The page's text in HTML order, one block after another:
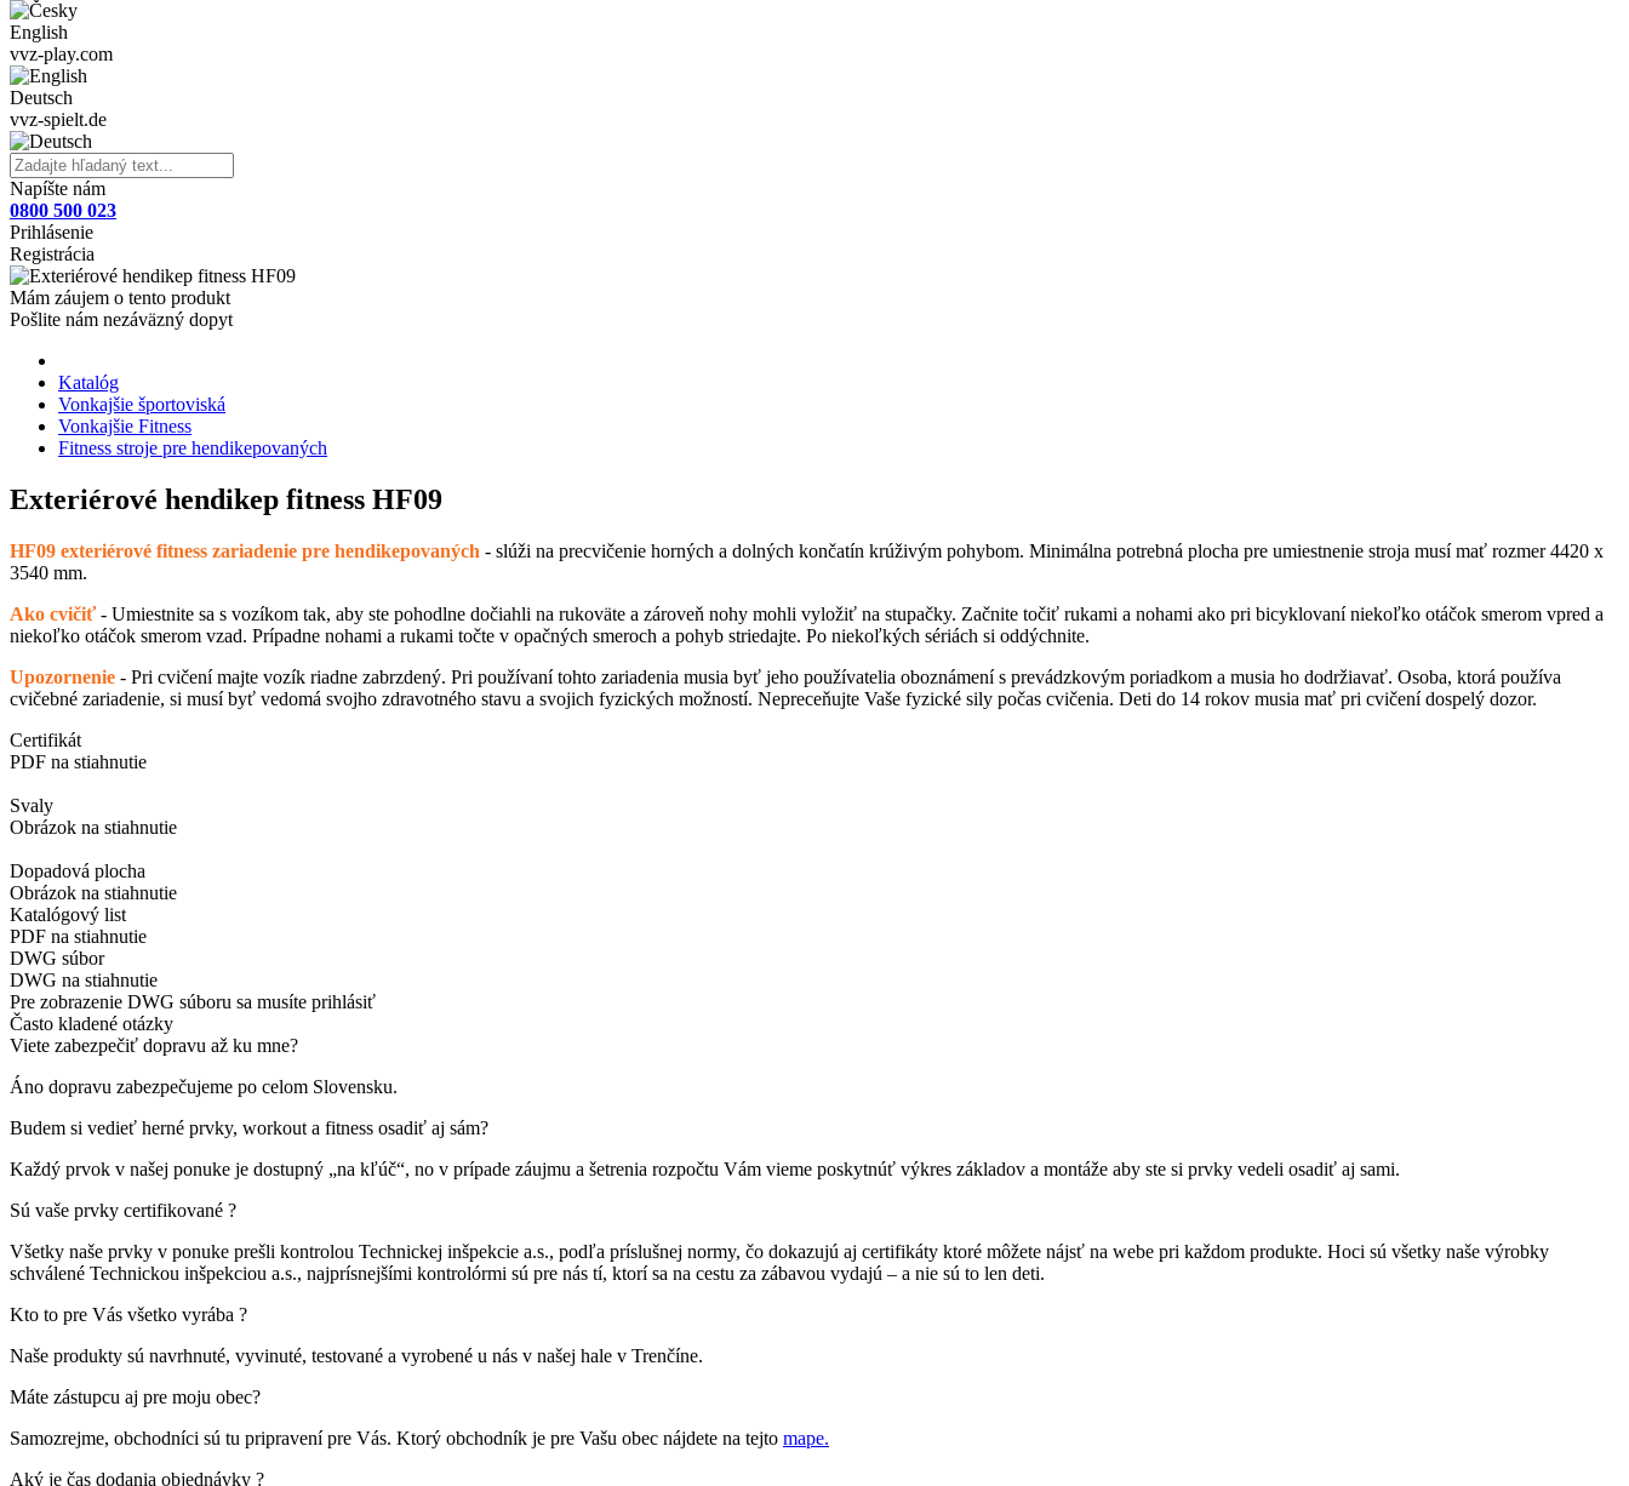
English
vvz-play.com
Deutsch
vvz-spielt.de
Napíšte nám
0800 500 023
Prihlásenie
Registrácia
Mám záujem o tento produkt
Pošlite nám nezáväzný dopyt
Katalóg
Vonkajšie športoviská
Vonkajšie Fitness
Fitness stroje pre hendikepovaných
Exteriérové hendikep fitness HF09
HF09 exteriérové fitness zariadenie pre hendikepovaných - slúži na precvičenie horných a dolných končatín krúživým pohybom. Minimálna potrebná plocha pre umiestnenie stroja musí mať rozmer 4420 x
3540 mm.
Ako cvičiť - Umiestnite sa s vozíkom tak, aby ste pohodlne dočiahli na rukoväte a zároveň nohy mohli vyložiť na stupačky. Začnite točiť rukami a nohami ako pri bicyklovaní niekoľko otáčok smerom vpred a
niekoľko otáčok smerom vzad. Prípadne nohami a rukami točte v opačných smeroch a pohyb striedajte. Po niekoľkých sériách si oddýchnite.
Upozornenie - Pri cvičení majte vozík riadne zabrzdený. Pri používaní tohto zariadenia musia byť jeho používatelia oboznámení s prevádzkovým poriadkom a musia ho dodržiavať. Osoba, ktorá používa
cvičebné zariadenie, si musí byť vedomá svojho zdravotného stavu a svojich fyzických možností. Nepreceňujte Vaše fyzické sily počas cvičenia. Deti do 14 rokov musia mať pri cvičení dospelý dozor.
Certifikát
PDF na stiahnutie
Svaly
Obrázok na stiahnutie
Dopadová plocha
Obrázok na stiahnutie
Katalógový list
PDF na stiahnutie
DWG súbor
DWG na stiahnutie
Pre zobrazenie DWG súboru sa musíte prihlásiť
Často kladené otázky
Viete zabezpečiť dopravu až ku mne?
Áno dopravu zabezpečujeme po celom Slovensku.
Budem si vedieť herné prvky, workout a fitness osadiť aj sám?
Každý prvok v našej ponuke je dostupný „na kľúč“, no v prípade záujmu a šetrenia rozpočtu Vám vieme poskytnúť výkres základov a montáže aby ste si prvky vedeli osadiť aj sami.
Sú vaše prvky certifikované ?
Všetky naše prvky v ponuke prešli kontrolou Technickej inšpekcie a.s., podľa príslušnej normy, čo dokazujú aj certifikáty ktoré môžete nájsť na webe pri každom produkte. Hoci sú všetky naše výrobky
schválené Technickou inšpekciou a.s., najprísnejšími kontrolórmi sú pre nás tí, ktorí sa na cestu za zábavou vydajú – a nie sú to len deti.
Kto to pre Vás všetko vyrába ?
Naše produkty sú navrhnuté, vyvinuté, testované a vyrobené u nás v našej hale v Trenčíne.
Máte zástupcu aj pre moju obec?
Samozrejme, obchodníci sú tu pripravení pre Vás. Ktorý obchodník je pre Vašu obec nájdete na tejto mape.
Aký je čas dodania objednávky ?